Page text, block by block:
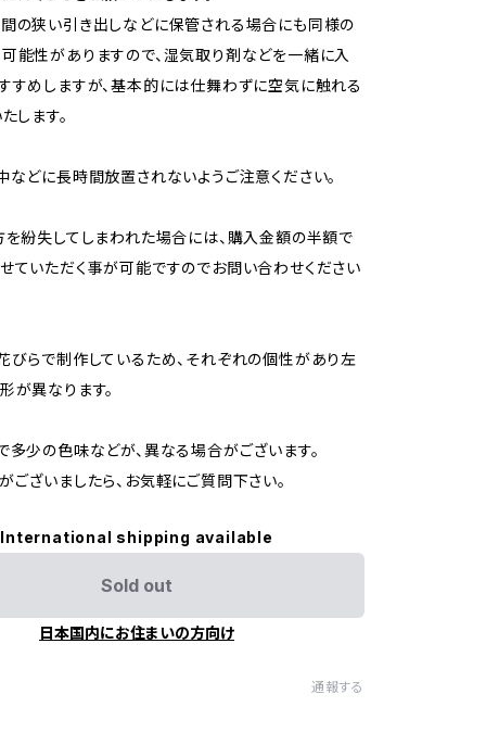
の狭い引き出しなどに保管される場合にも同様の
能性がありますので、湿気取り剤などを一緒に入
すめしますが、基本的には仕舞わずに空気に触れる
します。
などに長時間放置されないようご注意ください。
を紛失してしまわれた場合には、購入金額の半額で
ていただく事が可能ですのでお問い合わせください
びらで制作しているため、それぞれの個性があり左
が異なります。
多少の色味などが、異なる場合がございます。
ございましたら、お気軽にご質問下さい。
International shipping available
Sold out
日本国内にお住まいの方向け
通報する